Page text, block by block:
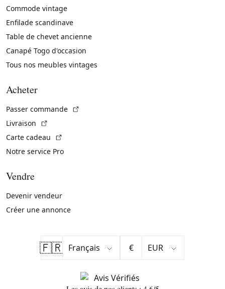
Commode vintage
Enfilade scandinave
Table de chevet ancienne
Canapé Togo d'occasion
Tous nos meubles vintages
Acheter
Passer commande
Livraison
Carte cadeau
Notre service Pro
Vendre
Devenir vendeur
Créer une annonce
🇫🇷 €